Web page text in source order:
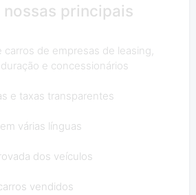
nossas principais
carros de empresas de leasing,
e concessionários
e taxas transparentes
várias línguas
dos veículos
vendidos